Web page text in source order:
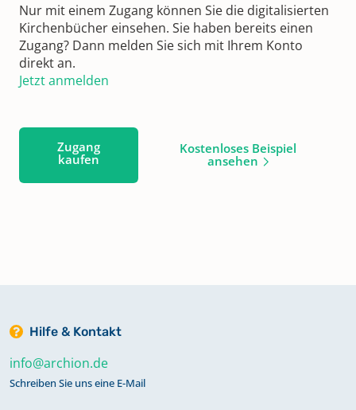
Nur mit einem Zugang können Sie die digitalisierten
Kirchenbücher einsehen. Sie haben bereits einen
Zugang? Dann melden Sie sich mit Ihrem Konto
direkt an.
Jetzt anmelden
Zugang
kaufen
Kostenloses Beispiel
ansehen
Hilfe & Kontakt
info@archion.de
Schreiben Sie uns eine E-Mail